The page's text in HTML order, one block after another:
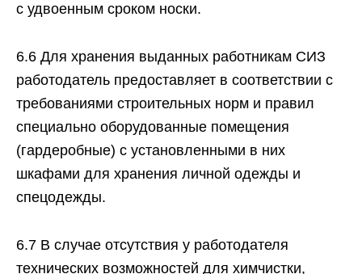
с удвоенным сроком носки.
6.6 Для хранения выданных работникам СИЗ
работодатель предоставляет в соответствии с
требованиями строительных норм и правил
специально оборудованные помещения
(гардеробные) с установленными в них
шкафами для хранения личной одежды и
спецодежды.
6.7 В случае отсутствия у работодателя
технических возможностей для химчистки,